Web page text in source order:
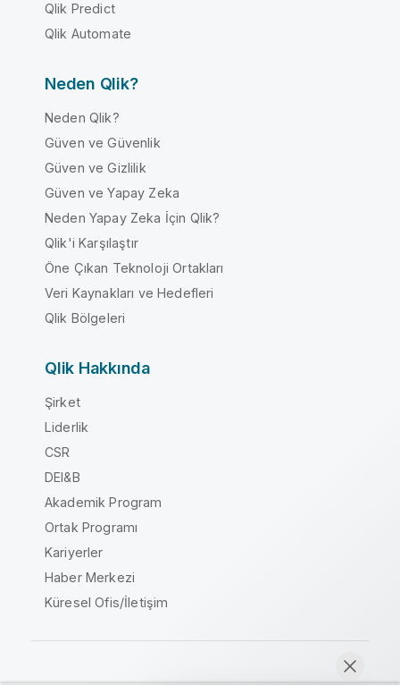
Qlik Predict
Qlik Automate
Neden Qlik?
Neden Qlik?
Güven ve Güvenlik
Güven ve Gizlilik
Güven ve Yapay Zeka
Neden Yapay Zeka İçin Qlik?
Qlik'i Karşılaştır
Öne Çıkan Teknoloji Ortakları
Veri Kaynakları ve Hedefleri
Qlik Bölgeleri
Qlik Hakkında
Şirket
Liderlik
CSR
DEI&B
Akademik Program
Ortak Programı
Kariyerler
Haber Merkezi
Küresel Ofis/İletişim